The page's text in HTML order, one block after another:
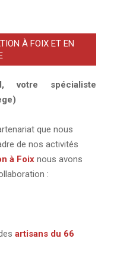
À FOIX ET EN
votre spécialiste
que nous
de nos activités
à Foix nous avons
:
artisans du 66